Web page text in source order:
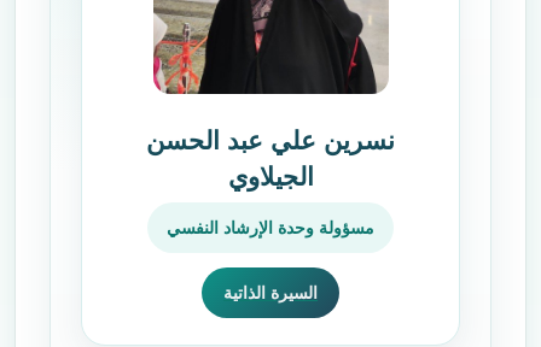
نسرين علي عبد الحسن
الجيلاوي
مسؤولة وحدة الإرشاد النفسي
السيرة الذاتية